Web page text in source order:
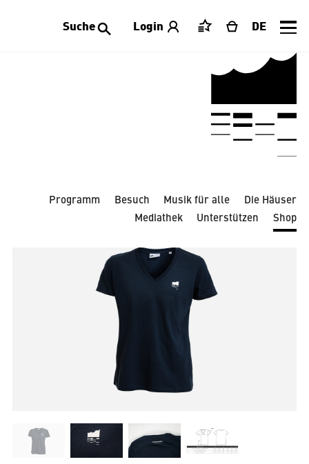
Suche
Login
DE
Programm Besuch Musik für alle
Die Häuser
Mediathek
Unterstützen Shop
Bekleidung
Spielwaren
Tischwaren